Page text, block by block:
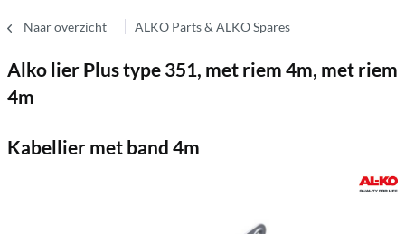
Naar overzicht ALKO Parts & ALKO Spares
Alko lier Plus type 351, met riem 4m, met riem
4m
Kabellier met band 4m